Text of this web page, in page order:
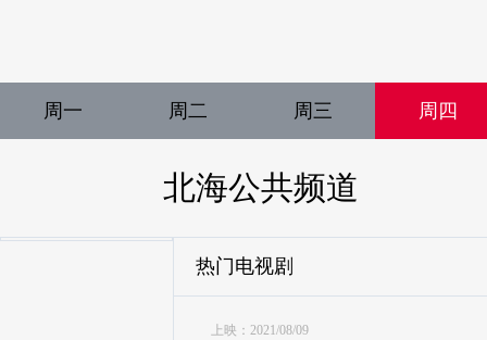
周一 周二 周三 周四
北海公共频道
热门电视剧
上映：2021/08/09